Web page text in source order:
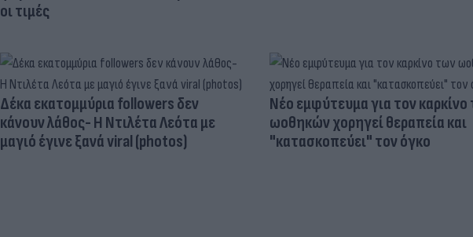
οι τιμές
Δέκα εκατομμύρια followers δεν
κάνουν λάθος- Η Ντιλέτα Λεότα με
μαγιό έγινε ξανά viral (photos)
Νέο εμφύτευμα για τον
ωοθηκών χορηγεί θεραπεία και
"κατασκοπεύει" τον όγκο